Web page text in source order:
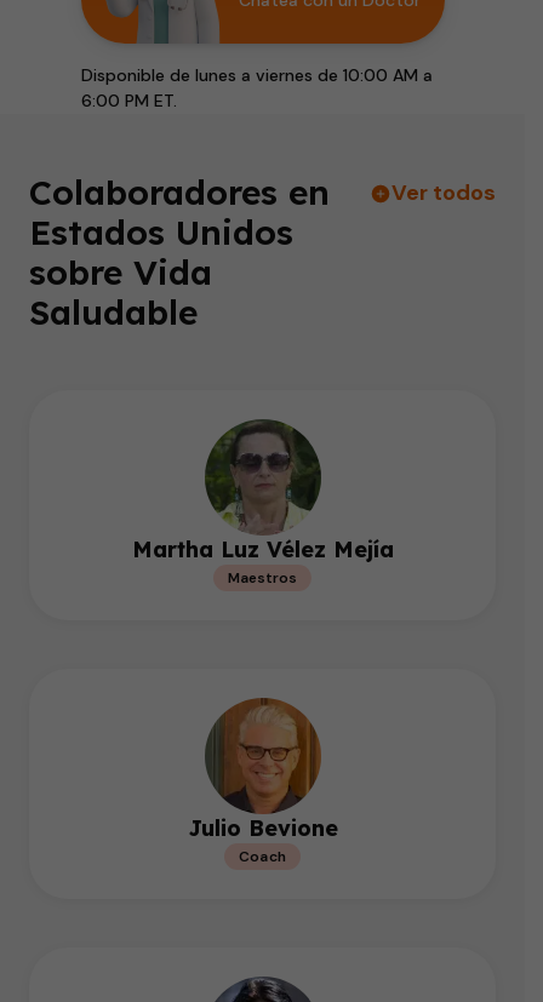
Disponible de lunes a viernes de 10:00 AM a
6:00 PM ET.
Colaboradores en
Estados Unidos
sobre Vida
Saludable
Ver todos
Martha Luz Vélez Mejía
Maestros
Julio Bevione
Coach